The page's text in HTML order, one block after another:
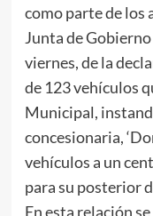
como parte de los
Junta de
viernes, de la
de 123 vehículos
Municipal,
concesionaria,
vehículos a un
para su posterior
En esta relación